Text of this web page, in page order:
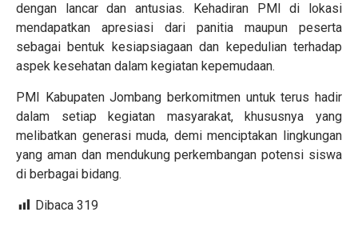
dengan lancar dan antusias. Kehadiran PMI di lokasi
mendapatkan apresiasi dari panitia maupun peserta
sebagai bentuk kesiapsiagaan dan kepedulian terhadap
aspek kesehatan dalam kegiatan kepemudaan.
PMI Kabupaten Jombang berkomitmen untuk terus hadir
dalam setiap kegiatan masyarakat, khususnya yang
melibatkan generasi muda, demi menciptakan lingkungan
yang aman dan mendukung perkembangan potensi siswa
di berbagai bidang.
Dibaca 319